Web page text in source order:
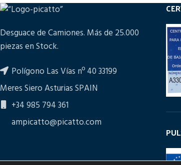
Desguace de Camiones. Más de 25.000
piezas en Stock.
Polígono Las Vías nº 40 33199
Meres Siero Asturias SPAIN
+34 985 794 361
ampicatto@picatto.com